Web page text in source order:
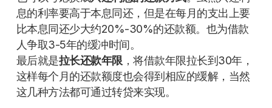
息的利率要高于本息同还，但是在每月的支出上要
比本息同还少大约20%-30%的还款额。也为借款
人争取3-5年的缓冲时间。
最后就是拉长还款年限 ，将借款年限拉长到30年，
这样每个月的还款额度也会得到相应的缓解，当然
这几种方法都可通过转贷来实现。